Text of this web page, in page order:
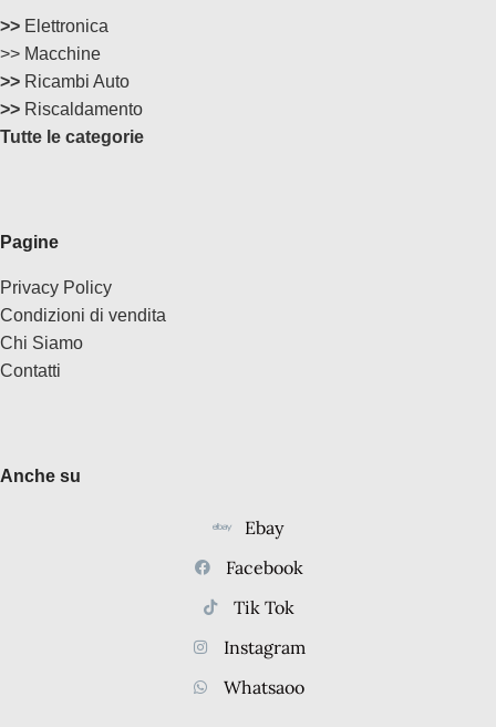
>> Elettronica
>> Macchine
>> Ricambi Auto
>> Riscaldamento
Tutte le categorie
Pagine
Privacy Policy
Condizioni di vendita
Chi Siamo
Contatti
Anche su
Ebay
Facebook
Tik Tok
Instagram
Whatsaoo